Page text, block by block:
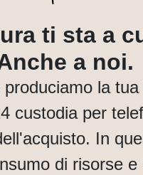
ti sta a
a noi.
la
custodia per
In
di risorse